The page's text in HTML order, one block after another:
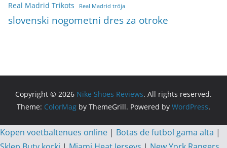
Real Madrid Trikots Real Madrid tröja
slovenski nogometni dres za otroke
Copyright © 2026 Nike Shoes Reviews. All rights reserved.
Theme: ColorMag by ThemeGrill. Powered by WordPress.
Kopen voetbaltenues online | Botas de futbol gama alta |